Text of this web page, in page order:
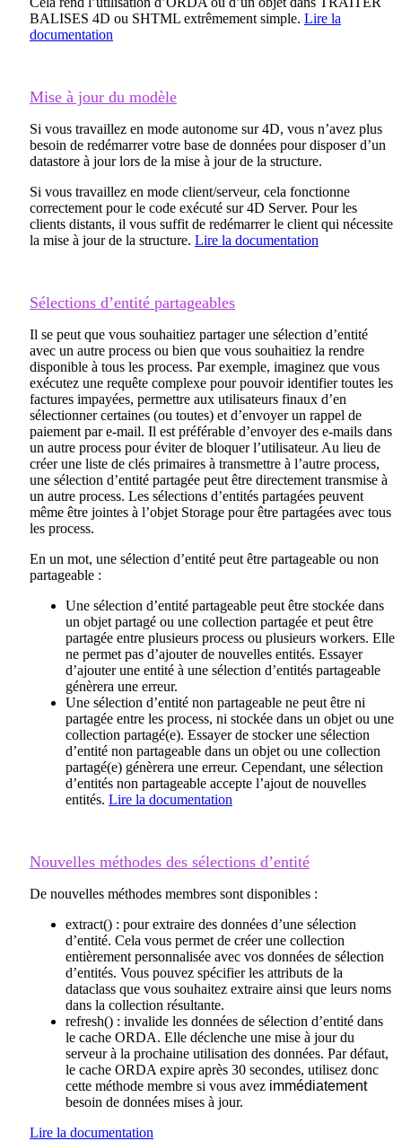
BALISES 4D ou SHTML extrêmement simple. Lire la
documentation
Mise à jour du modèle
Si vous travaillez en mode autonome sur 4D, vous n’avez plus
besoin de redémarrer votre base de données pour disposer d’un
datastore à jour lors de la mise à jour de la structure.
Si vous travaillez en mode client/serveur, cela fonctionne
correctement pour le code exécuté sur 4D Server. Pour les
clients distants, il vous suffit de redémarrer le client qui nécessite
la mise à jour de la structure. Lire la documentation
Sélections d’entité partageables
Il se peut que vous souhaitiez partager une sélection d’entité
avec un autre process ou bien que vous souhaitiez la rendre
disponible à tous les process. Par exemple, imaginez que vous
exécutez une requête complexe pour pouvoir identifier toutes les
factures impayées, permettre aux utilisateurs finaux d’en
sélectionner certaines (ou toutes) et d’envoyer un rappel de
paiement par e-mail. Il est préférable d’envoyer des e-mails dans
un autre process pour éviter de bloquer l’utilisateur. Au lieu de
créer une liste de clés primaires à transmettre à l’autre process,
une sélection d’entité partagée peut être directement transmise à
un autre process. Les sélections d’entités partagées peuvent
même être jointes à l’objet Storage pour être partagées avec tous
les process.
En un mot, une sélection d’entité peut être partageable ou non
partageable :
Une sélection d’entité partageable peut être stockée dans
un objet partagé ou une collection partagée et peut être
partagée entre plusieurs process ou plusieurs workers. Elle
ne permet pas d’ajouter de nouvelles entités. Essayer
d’ajouter une entité à une sélection d’entités partageable
génèrera une erreur.
Une sélection d’entité non partageable ne peut être ni
partagée entre les process, ni stockée dans un objet ou une
collection partagé(e). Essayer de stocker une sélection
d’entité non partageable dans un objet ou une collection
partagé(e) génèrera une erreur. Cependant, une sélection
d’entités non partageable accepte l’ajout de nouvelles
entités. Lire la documentation
Nouvelles méthodes des sélections d’entité
De nouvelles méthodes membres sont disponibles :
extract() : pour extraire des données d’une sélection
d’entité. Cela vous permet de créer une collection
entièrement personnalisée avec vos données de sélection
d’entités. Vous pouvez spécifier les attributs de la
dataclass que vous souhaitez extraire ainsi que leurs noms
dans la collection résultante.
refresh() : invalide les données de sélection d’entité dans
le cache ORDA. Elle déclenche une mise à jour du
serveur à la prochaine utilisation des données. Par défaut,
le cache ORDA expire après 30 secondes, utilisez donc
cette méthode membre si vous avez immédiatement
besoin de données mises à jour.
Lire la documentation